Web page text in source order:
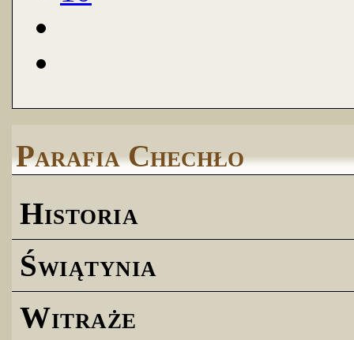
Parafia Chechło
Historia
Świątynia
Witraże